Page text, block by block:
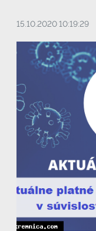
15.10.2020 10:19:29